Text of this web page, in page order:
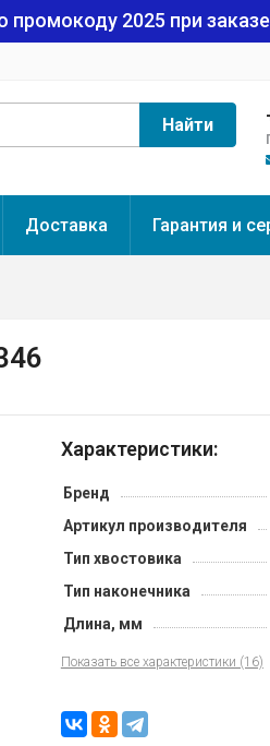
промокоду 2025 при
Найти
Доставка Гарантия и
Характеристики:
Бренд
Артикул производителя
Тип хвостовика
Тип наконечника
Длина, мм
Показать все характеристики (16)